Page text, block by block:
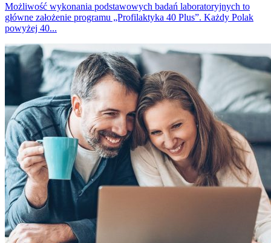
Możliwość wykonania podstawowych badań laboratoryjnych to
główne założenie programu „Profilaktyka 40 Plus”. Każdy Polak
powyżej 40...